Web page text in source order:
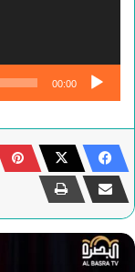
00:00